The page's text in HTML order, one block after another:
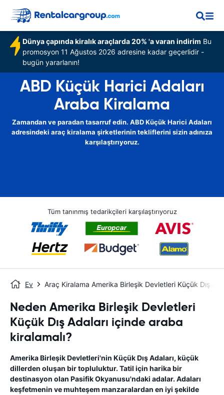
Dünya çapında kiralık araçlarda 20% 'a varan indirim Bu
promosyon 11 Ağustos 2026 adresine kadar geçerlidir -
bugün yararlanın!
ABD Küçük Harici Adaları
Araba Kiralama
Zamandan ve paradan tasarruf edin. ABD Küçük Harici Adaları
adresindeki araç kiralama şirketlerinin tekliflerini sizin adınıza
karşılaştırıyoruz.
Tüm tanınmış tedarikçileri karşılaştırıyoruz
Ev Araç Kiralama Amerika Birleşik Devletleri Küçük Dış
Neden Amerika Birleşik Devletleri
Küçük Dış Adaları içinde araba
kiralamalı?
Amerika Birleşik Devletleri'nin Küçük Dış Adaları, küçük
dillerden oluşan bir topluluktur. Tatil için harika bir
destinasyon olan Pasifik Okyanusu'ndaki adalar. Adaları
keşfetmenin ve muhteşem manzaralardan en iyi şekilde